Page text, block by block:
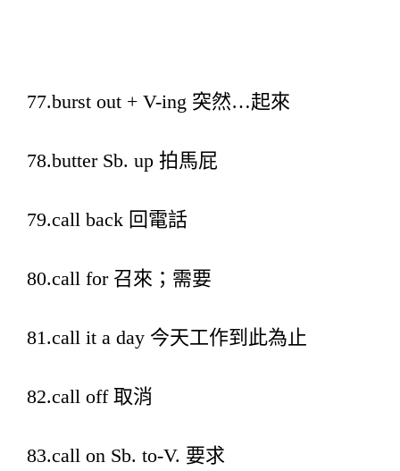
77.burst out + V-ing 突然…起來
78.butter Sb. up 拍馬屁
79.call back 回電話
80.call for 召來；需要
81.call it a day 今天工作到此為止
82.call off 取消
83.call on Sb. to-V. 要求